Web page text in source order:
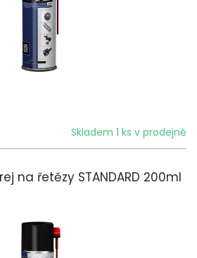
Skladem 1 ks v prodejně
na řetězy STANDARD 200ml